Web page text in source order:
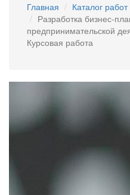
Главная
Каталог работ
Разработка бизнес-
предпринимательской
Курсовая работа